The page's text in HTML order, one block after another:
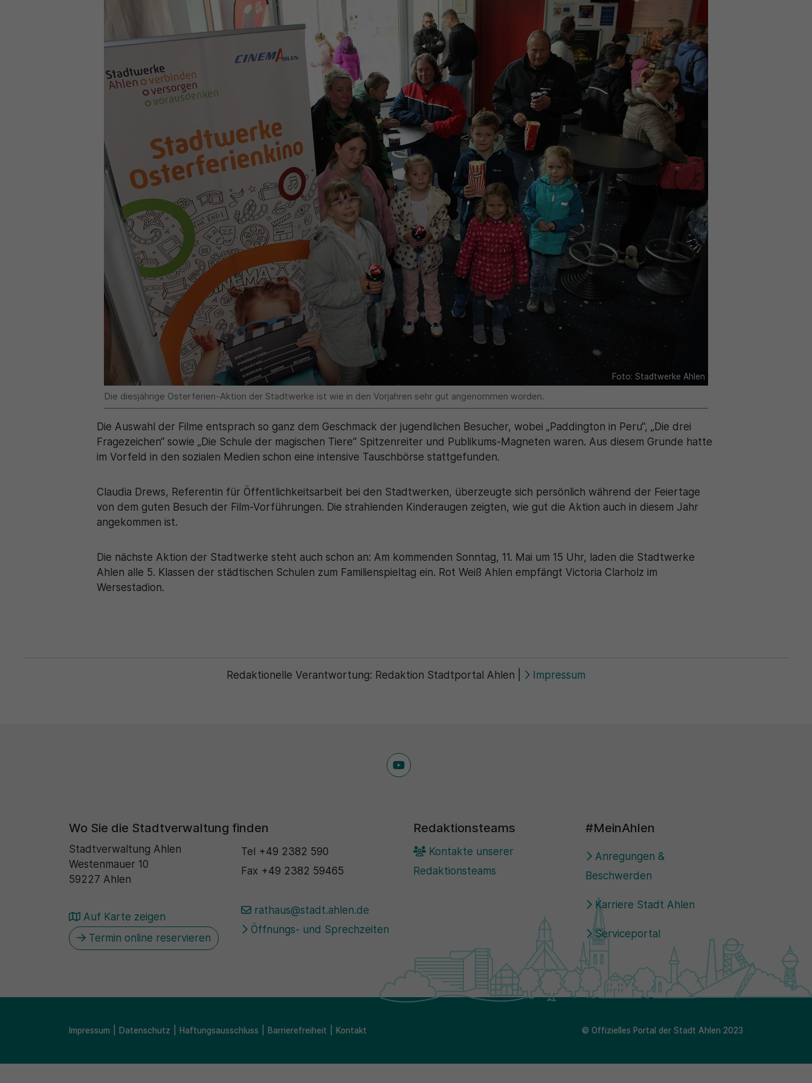
Foto: Stadtwerke Ahlen
Die diesjährige Osterferien-Aktion der Stadtwerke ist wie in den Vorjahren sehr gut angenommen worden.
Die Auswahl der Filme entsprach so ganz dem Geschmack der jugendlichen Besucher, wobei „Paddington in Peru“, „Die drei
Fragezeichen“ sowie „Die Schule der magischen Tiere“ Spitzenreiter und Publikums-Magneten waren. Aus diesem Grunde hatte
im Vorfeld in den sozialen Medien schon eine intensive Tauschbörse stattgefunden.
Claudia Drews, Referentin für Öffentlichkeitsarbeit bei den Stadtwerken, überzeugte sich persönlich während der Feiertage
von dem guten Besuch der Film-Vorführungen. Die strahlenden Kinderaugen zeigten, wie gut die Aktion auch in diesem Jahr
angekommen ist.
Die nächste Aktion der Stadtwerke steht auch schon an: Am kommenden Sonntag, 11. Mai um 15 Uhr, laden die Stadtwerke
Ahlen alle 5. Klassen der städtischen Schulen zum Familienspieltag ein. Rot Weiß Ahlen empfängt Victoria Clarholz im
Wersestadion.
Redaktionelle Verantwortung: Redaktion Stadtportal Ahlen Impressum
Wo Sie die Stadtverwaltung finden
Stadtverwaltung Ahlen
Westenmauer 10
59227 Ahlen
Auf Karte zeigen
Termin online reservieren
Tel +49 2382 590
Fax +49 2382 59465
rathaus@stadt.ahlen.de
Öffnungs- und Sprechzeiten
Redaktionsteams
Kontakte unserer
Redaktionsteams
#MeinAhlen
Anregungen &
Beschwerden
Karriere Stadt Ahlen
Serviceportal
Impressum Datenschutz Haftungsausschluss Barrierefreiheit Kontakt © Offizielles Portal der Stadt Ahlen 2023
Ihrer vorgenommen Einstellungen, falls der
Webseiten-Betreiber dies eingestellt hat.
Details wie die eindeutige Besucher-ID zu
speichern.
Name _pk_ses\..*$
Matomo
Laufzeit 30 Minuten
Zweck
Wird für statistische Zwecke verwendet, um
vorübergehende Daten des Besuchs zu
speichern.